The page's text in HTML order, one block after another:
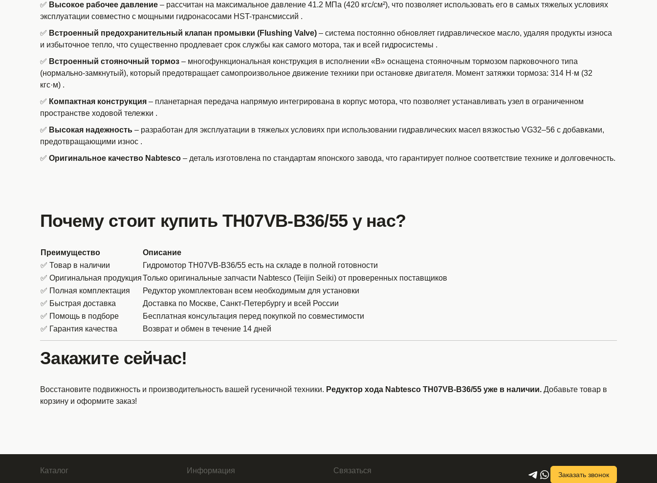
✅ Высокое рабочее давление – рассчитан на максимальное давление 41.2 МПа (420 кгс/см²), что позволяет использовать его в самых тяжелых условиях
эксплуатации совместно с мощными гидронасосами HST-трансмиссий .
✅ Встроенный предохранительный клапан промывки (Flushing Valve) – система постоянно обновляет гидравлическое масло, удаляя продукты износа
и избыточное тепло, что существенно продлевает срок службы как самого мотора, так и всей гидросистемы .
✅ Встроенный стояночный тормоз – многофункциональная конструкция в исполнении «B» оснащена стояночным тормозом парковочного типа
(нормально-замкнутый), который предотвращает самопроизвольное движение техники при остановке двигателя. Момент затяжки тормоза: 314 Н·м (32
кгс·м) .
✅ Компактная конструкция – планетарная передача напрямую интегрирована в корпус мотора, что позволяет устанавливать узел в ограниченном
пространстве ходовой тележки .
✅ Высокая надежность – разработан для эксплуатации в тяжелых условиях при использовании гидравлических масел вязкостью VG32–56 с добавками,
предотвращающими износ .
✅ Оригинальное качество Nabtesco – деталь изготовлена по стандартам японского завода, что гарантирует полное соответствие технике и долговечность.
Почему стоит купить TH07VB-B36/55 у нас?
Преимущество
Описание
✅ Товар в наличии
Гидромотор TH07VB-B36/55 есть на складе в полной готовности
✅ Оригинальная продукцияТолько оригинальные запчасти Nabtesco (Teijin Seiki) от проверенных поставщиков
✅ Полная комплектация
Редуктор укомплектован всем необходимым для установки
✅ Быстрая доставка
Доставка по Москве, Санкт-Петербургу и всей России
✅ Помощь в подборе
Бесплатная консультация перед покупкой по совместимости
✅ Гарантия качества
Возврат и обмен в течение 14 дней
Закажите сейчас!
Восстановите подвижность и производительность вашей гусеничной техники. Редуктор хода Nabtesco TH07VB-B36/55 уже в наличии. Добавьте товар в
корзину и оформите заказ!
Каталог Информация Связаться Заказать звонок